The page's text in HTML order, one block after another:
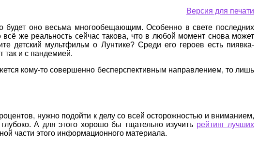
Версия для печати
будет оно весьма многообещающим. Особенно в свете последних
же реальность сейчас такова, что в любой момент снова может
детский мультфильм о Лунтике? Среди его героев есть пиявка-
так и с пандемией.
кому-то совершенно бесперспективным направлением, то лишь
нужно подойти к делу со всей осторожностью и вниманием,
А для этого хорошо бы тщательно изучить рейтинг лучших
части этого информационного материала.